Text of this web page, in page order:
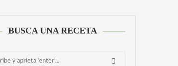
BUSCA UNA RECETA